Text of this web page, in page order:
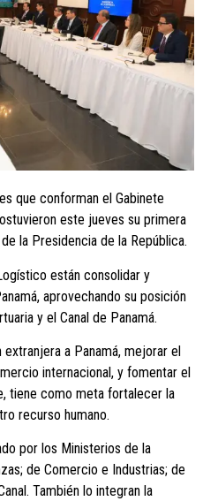
que conforman el Gabinete
este jueves su primera
la Presidencia de la República.
están consolidar y
aprovechando su posición
y el Canal de Panamá.
a Panamá, mejorar el
internacional, y fomentar el
tiene como meta fortalecer la
recurso humano.
por los Ministerios de la
de Comercio e Industrias; de
También lo integran la